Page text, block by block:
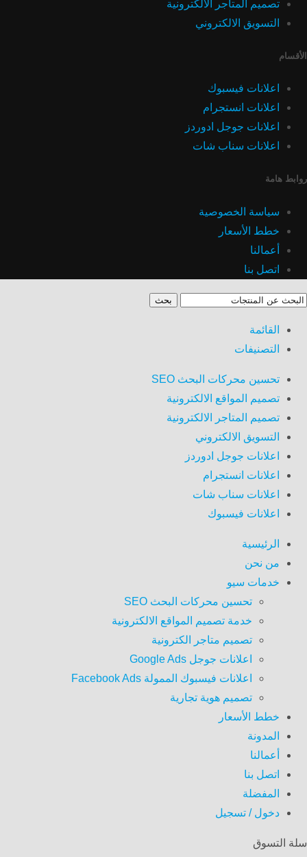
تصميم المتاجر الالكترونية
التسويق الالكتروني
الأقسام
اعلانات فيسبوك
اعلانات انستجرام
اعلانات جوجل ادوردز
اعلانات سناب شات
روابط هامة
سياسة الخصوصية
خطط الأسعار
أعمالنا
اتصل بنا
بحث
القائمة
التصنيفات
تحسين محركات البحث SEO
تصميم المواقع الالكترونية
تصميم المتاجر الالكترونية
التسويق الالكتروني
اعلانات جوجل ادوردز
اعلانات انستجرام
اعلانات سناب شات
اعلانات فيسبوك
الرئيسية
من نحن
خدمات سيو
تحسين محركات البحث SEO
خدمة تصميم المواقع الالكترونية
تصميم متاجر الكترونية
اعلانات جوجل Google Ads
اعلانات فيسبوك الممولة Facebook Ads
تصميم هوية تجارية
خطط الأسعار
المدونة
أعمالنا
اتصل بنا
المفضلة
دخول / تسجيل
سلة التسوق